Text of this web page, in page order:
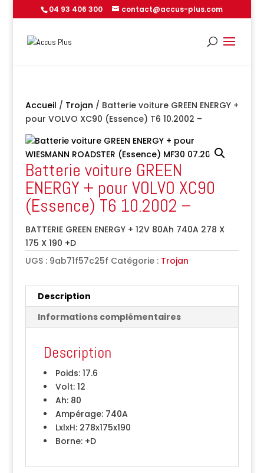
04 93 406 300 contact@accus-plus.com
Accueil / Trojan / Batterie voiture GREEN ENERGY +
pour VOLVO XC90 (Essence) T6 10.2002 –
Batterie voiture GREEN
ENERGY + pour VOLVO XC90
(Essence) T6 10.2002 –
BATTERIE GREEN ENERGY + 12V 80Ah 740A 278 X
175 X 190 +D
UGS : 9ab71f57c25f Catégorie : Trojan
Description
Informations complémentaires
Description
Poids:17.6
Volt:12
Ah:80
Ampérage:740A
LxlxH:278x175x190
Borne:+D